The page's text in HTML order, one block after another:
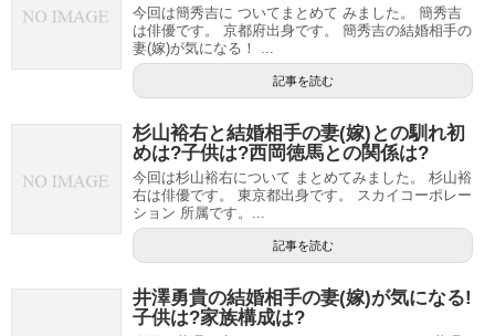
今回は簡秀吉に ついてまとめて みました。 簡秀吉
は俳優です。 京都府出身です。 簡秀吉の結婚相手の
妻(嫁)が気になる！ ...
記事を読む
杉山裕右と結婚相手の妻(嫁)との馴れ初
めは?子供は?西岡徳馬との関係は?
今回は杉山裕右について まとめてみました。 杉山裕
右は俳優です。 東京都出身です。 スカイコーポレー
ション 所属です。...
記事を読む
井澤勇貴の結婚相手の妻(嫁)が気になる!
子供は?家族構成は?